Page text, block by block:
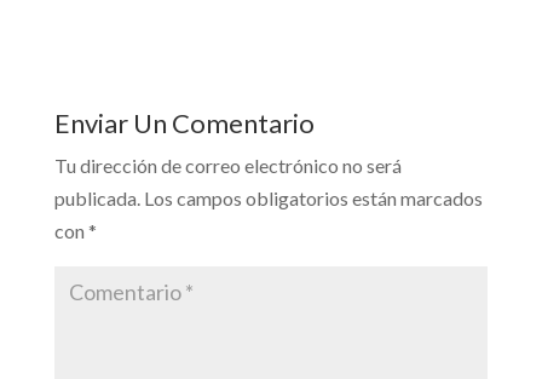
Enviar Un Comentario
Tu dirección de correo electrónico no será
publicada. Los campos obligatorios están marcados
con *